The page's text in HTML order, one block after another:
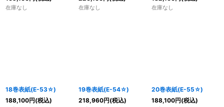
在庫なし 在庫なし 在庫なし
18巻表紙(E-53☆)
188,100円(税込)
19巻表紙(E-54☆)
218,960円(税込)
20巻表紙(E-55☆)
188,100円(税込)